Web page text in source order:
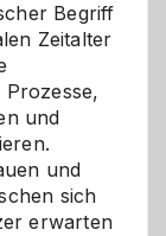
Begriff
Zeitalter
und
und
sich
erwarten